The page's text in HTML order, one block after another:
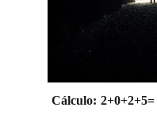
Cálculo: 2+0+2+5=